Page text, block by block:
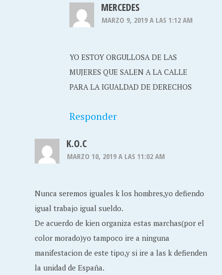
MERCEDES
MARZO 9, 2019 A LAS 1:12 AM
YO ESTOY ORGULLOSA DE LAS
MUJERES QUE SALEN A LA CALLE
PARA LA IGUALDAD DE DERECHOS
Responder
K.O.C
MARZO 10, 2019 A LAS 11:02 AM
Nunca seremos iguales k los hombres,yo defiendo
igual trabajo igual sueldo.
De acuerdo de kien organiza estas marchas(por el
color morado)yo tampoco ire a ninguna
manifestacion de este tipo,y si ire a las k defienden
la unidad de España.